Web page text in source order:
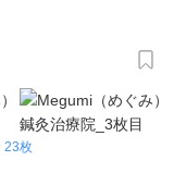
23枚